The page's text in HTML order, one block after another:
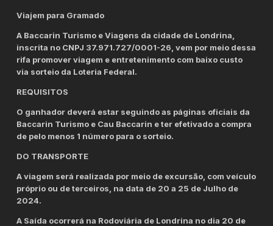
Viajem para Gramado
A Baccarin Turismo e Viagens da cidade de Londrina,
inscrita no CNPJ 37.971.727/0001-26, vem por meio dessa
rifa promover viagem e entretenimento com baixo custo
via sorteio da Loteria Federal.
REQUISITOS
O ganhador deverá estar seguindo as páginas oficiais da
Baccarin Turismo e Cau Baccarin e ter efetivado a compra
de pelo menos 1 número para o sorteio.
DO TRANSPORTE
A viagem será realizada por meio de excursão, com veículo
próprio ou de terceiros, na data de 20 a 25 de Julho de
2024.
A Saída ocorrerá na Rodoviária de Londrina no dia 20 de